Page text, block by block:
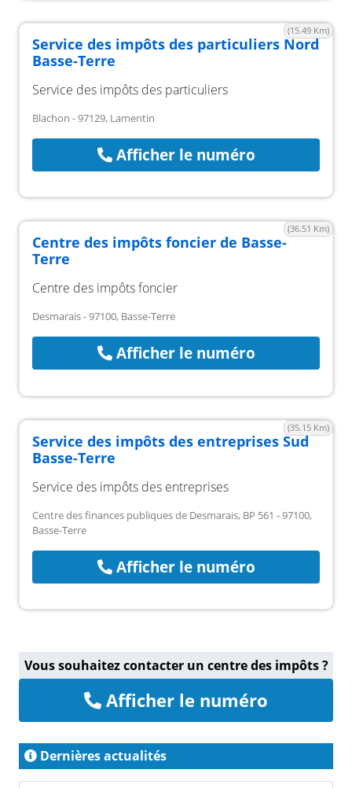
(15.49 Km)
Service des impôts des particuliers Nord
Basse-Terre
Service des impôts des particuliers
Blachon - 97129, Lamentin
Afficher le numéro
(36.51 Km)
Centre des impôts foncier de Basse-
Terre
Centre des impôts foncier
Desmarais - 97100, Basse-Terre
Afficher le numéro
(35.15 Km)
Service des impôts des entreprises Sud
Basse-Terre
Service des impôts des entreprises
Centre des finances publiques de Desmarais, BP 561 - 97100,
Basse-Terre
Afficher le numéro
Vous souhaitez contacter un centre des impôts ?
Afficher le numéro
Dernières actualités